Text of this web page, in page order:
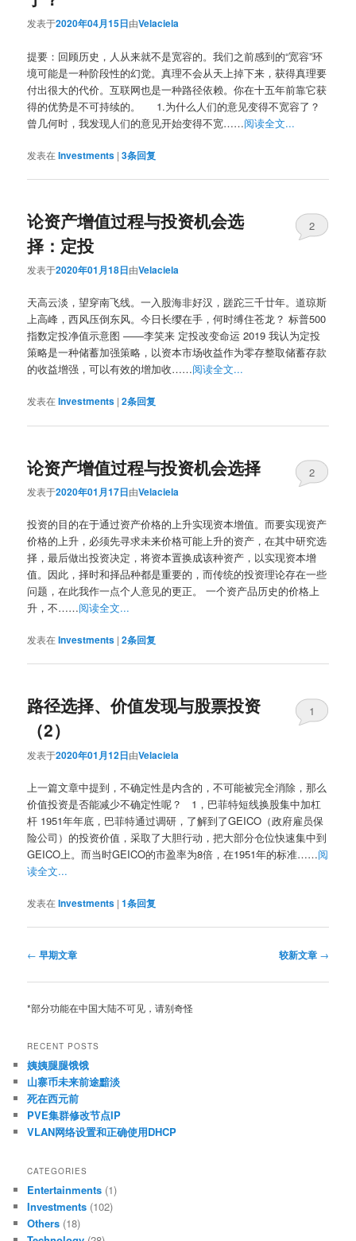
发表于2020年04月15日由Velaciela
提要：回顾历史，人从来就不是宽容的。我们之前感到的“宽容”环
境可能是一种阶段性的幻觉。真理不会从天上掉下来，获得真理要
付出很大的代价。互联网也是一种路径依赖。你在十五年前靠它获
得的优势是不可持续的。 1.为什么人们的意见变得不宽容了？
曾几何时，我发现人们的意见开始变得不宽……阅读全文...
发表在Investments |3条回复
论资产增值过程与投资机会选
择：定投
发表于2020年01月18日由Velaciela
2
天高云淡，望穿南飞线。一入股海非好汉，蹉跎三千廿年。道琼斯
上高峰，西风压倒东风。今日长缨在手，何时缚住苍龙？ 标普500
指数定投净值示意图 ——李笑来 定投改变命运 2019 我认为定投
策略是一种储蓄加强策略，以资本市场收益作为零存整取储蓄存款
的收益增强，可以有效的增加收……阅读全文...
发表在Investments |2条回复
论资产增值过程与投资机会选择
发表于2020年01月17日由Velaciela
2
投资的目的在于通过资产价格的上升实现资本增值。而要实现资产
价格的上升，必须先寻求未来价格可能上升的资产，在其中研究选
择，最后做出投资决定，将资本置换成该种资产，以实现资本增
值。因此，择时和择品种都是重要的，而传统的投资理论存在一些
问题，在此我作一点个人意见的更正。 一个资产品历史的价格上
升，不……阅读全文...
发表在Investments |2条回复
路径选择、价值发现与股票投资
（2）
发表于2020年01月12日由Velaciela
1
上一篇文章中提到，不确定性是内含的，不可能被完全消除，那么
价值投资是否能减少不确定性呢？ 1，巴菲特短线换股集中加杠
杆 1951年年底，巴菲特通过调研，了解到了GEICO（政府雇员保
险公司）的投资价值，采取了大胆行动，把大部分仓位快速集中到
GEICO上。而当时GEICO的市盈率为8倍，在1951年的标准……阅
读全文...
发表在Investments |1条回复
文
导
航
← 早期文章 较新文章 →
*部分功能在中国大陆不可见，请别奇怪
RECENT POSTS
姨姨腿腿饿饿
山寨币未来前途黯淡
死在西元前
PVE集群修改节点IP
VLAN网络设置和正确使用DHCP
CATEGORIES
Entertainments (1)
Investments (102)
Others (18)